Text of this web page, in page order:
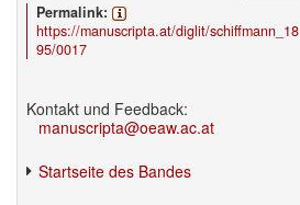
Permalink:
https://manuscripta.at/diglit/schiffmann_18
95/0017
Kontakt und Feedback:
manuscripta@oeaw.ac.at
Startseite des Bandes